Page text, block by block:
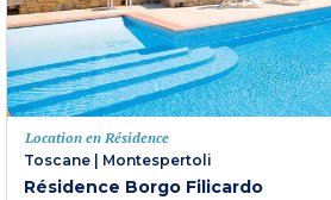
Location en Résidence
Toscane
Montespertoli
Résidence Borgo Filicardo